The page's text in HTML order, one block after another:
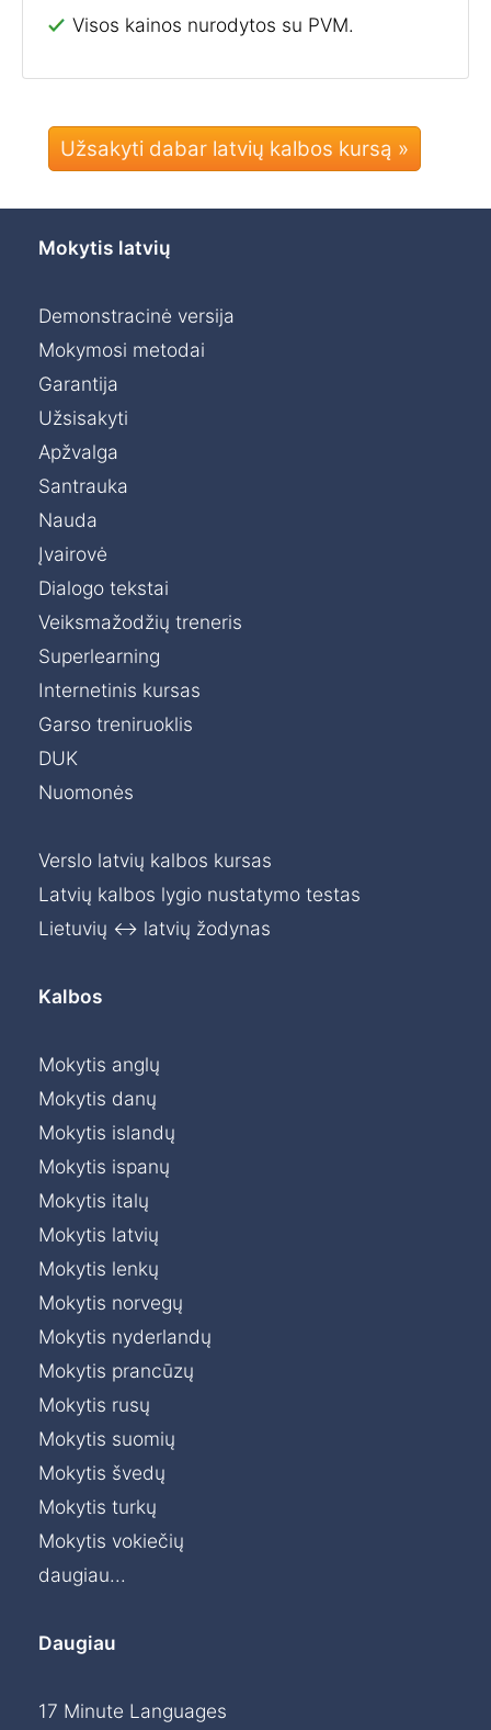
Visos kainos nurodytos su PVM.
Užsakyti dabar latvių kalbos kursą »
Mokytis latvių
Demonstracinė versija
Mokymosi metodai
Garantija
Užsisakyti
Apžvalga
Santrauka
Nauda
Įvairovė
Dialogo tekstai
Veiksmažodžių treneris
Superlearning
Internetinis kursas
Garso treniruoklis
DUK
Nuomonės
Verslo latvių kalbos kursas
Latvių kalbos lygio nustatymo testas
Lietuvių ↔ latvių žodynas
Kalbos
Mokytis anglų
Mokytis danų
Mokytis islandų
Mokytis ispanų
Mokytis italų
Mokytis latvių
Mokytis lenkų
Mokytis norvegų
Mokytis nyderlandų
Mokytis prancūzų
Mokytis rusų
Mokytis suomių
Mokytis švedų
Mokytis turkų
Mokytis vokiečių
daugiau...
Daugiau
17 Minute Languages